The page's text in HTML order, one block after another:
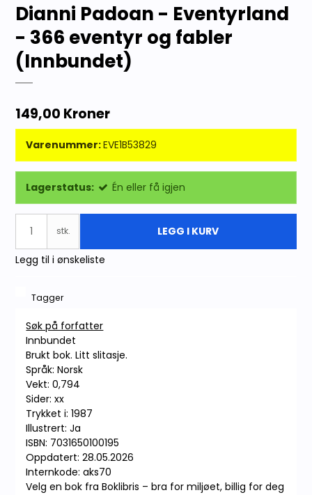
Dianni Padoan - Eventyrland
- 366 eventyr og fabler
(Innbundet)
149,00 Kroner
Varenummer:EVE1B53829
Lagerstatus: Én eller få igjen
stk. LEGG I KURV
Legg til i ønskeliste
Tagger
Søk på forfatter
Innbundet
Brukt bok. Litt slitasje.
Språk: Norsk
Vekt: 0,794
Sider: xx
Trykket i: 1987
Illustrert: Ja
ISBN: 7031650100195
Oppdatert: 28.05.2026
Internkode: aks70
Velg en bok fra Boklibris – bra for miljøet, billig for deg